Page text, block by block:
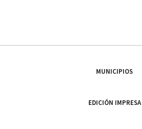
MUNICIPIOS
EDICIÓN IMPRESA